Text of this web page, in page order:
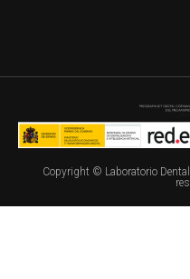
Copyright © Laboratorio